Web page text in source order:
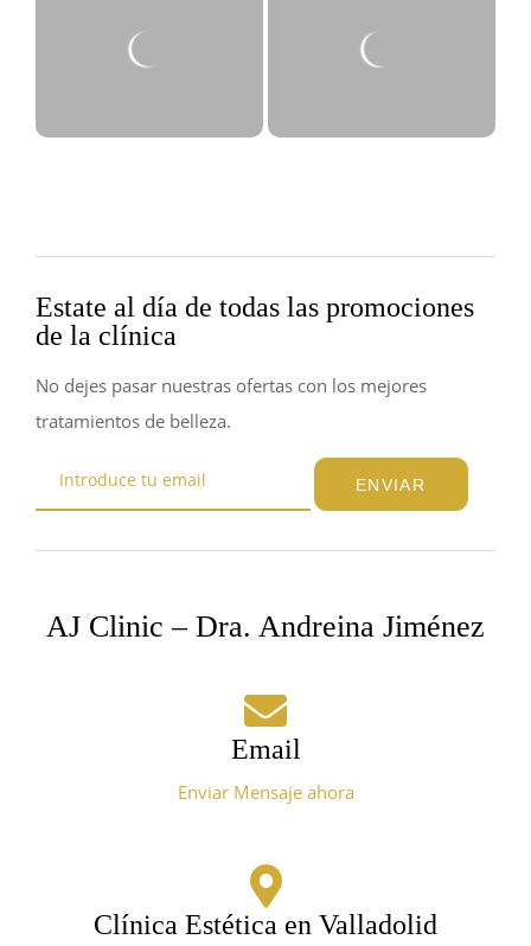
Estate al día de todas las promociones
de la clínica
No dejes pasar nuestras ofertas con los mejores
tratamientos de belleza.
ENVIAR
AJ Clinic – Dra. Andreina Jiménez
Email
Enviar Mensaje ahora
Clínica Estética en Valladolid